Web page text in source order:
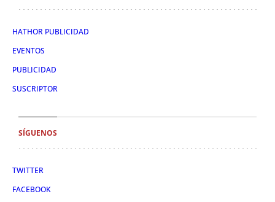
HATHOR PUBLICIDAD
EVENTOS
PUBLICIDAD
SUSCRIPTOR
SÍGUENOS
TWITTER
FACEBOOK